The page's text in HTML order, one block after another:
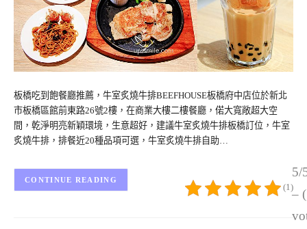
板橋吃到飽餐廳推薦，牛室炙燒牛排BEEFHOUSE板橋府中店位於新北
市板橋區館前東路26號2樓，在商業大樓二樓餐廳，偌大寬敞超大空
間，乾淨明亮新穎環境，生意超好，建議牛室炙燒牛排板橋訂位，牛室
炙燒牛排，排餐近20種品項可選，牛室炙燒牛排自助…
5/
–
(1)
CONTINUE READING